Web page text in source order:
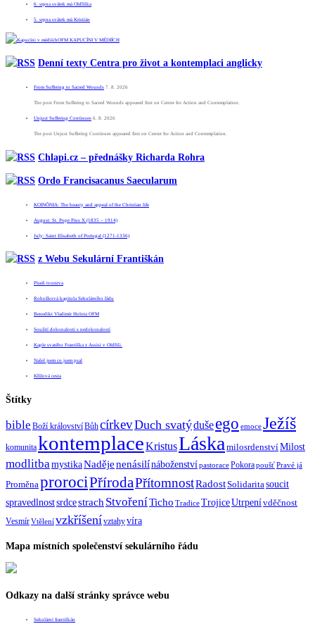
6. srpna svátek má Oldřiška
5. srpna svátek má Kristián
OFM KAPUCÍNI V MÉDIÍCH
Denní texty Centra pro život a kontemplaci anglicky
From Suffering to Sacred Wounds 7. 8. 2026
The post From Suffering to Sacred Wounds appeared first on Center for Action and Contemplation.
Unjust Suffering Continues 6. 8. 2026
The post Unjust Suffering Continues appeared first on Center for Action and Contemplation.
Chlapi.cz – přednášky Richarda Rohra
Ordo Francisacanus Saecularum
KOINÕNIA: The beauty and appeal of the Christian life
August: St. Pope Pius X (1835 – 1914)
July: Saint Elisabeth of Portugal (1271-1336)
z Webu Sekulární Františkán
Píseň tvorstva
Rohožková kapitula Sekulárního řádu
Benedikt Vladimír Holota OFM
Soužití dokonalosti s nedokonalostí
Kaple svatého Františka z Assisi v Oldřiši.
Našel jsem co jsem psal
Křížová cesta
Štítky
bible Boží královstvíBůhcírkevDuch svatýdušeego emoceJežíš
komunitakontemplaceKristusLáskamilosrdenstvíMilost
modlitbamystikaNadějenenásilínáboženstvípastoracePokorapoušťPravé já
ProměnaprorociPřírodaPřítomnostRadostSolidaritasoucit
spravedlnostsrdcestrach StvořeníTicho TradiceTrojiceUtrpenívděčnost
VesmírVtělenívzkříšenívztahyvíra
Mapa místních společenství sekulárního řádu
Odkazy na další stránky správce webu
Sekulární františkán